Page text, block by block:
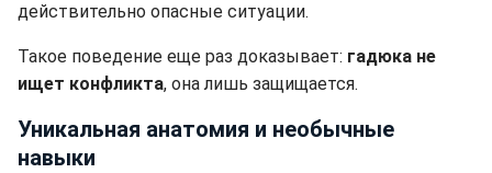
действительно опасные ситуации.
Такое поведение еще раз доказывает: гадюка не
ищет конфликта, она лишь защищается.
Уникальная анатомия и необычные
навыки